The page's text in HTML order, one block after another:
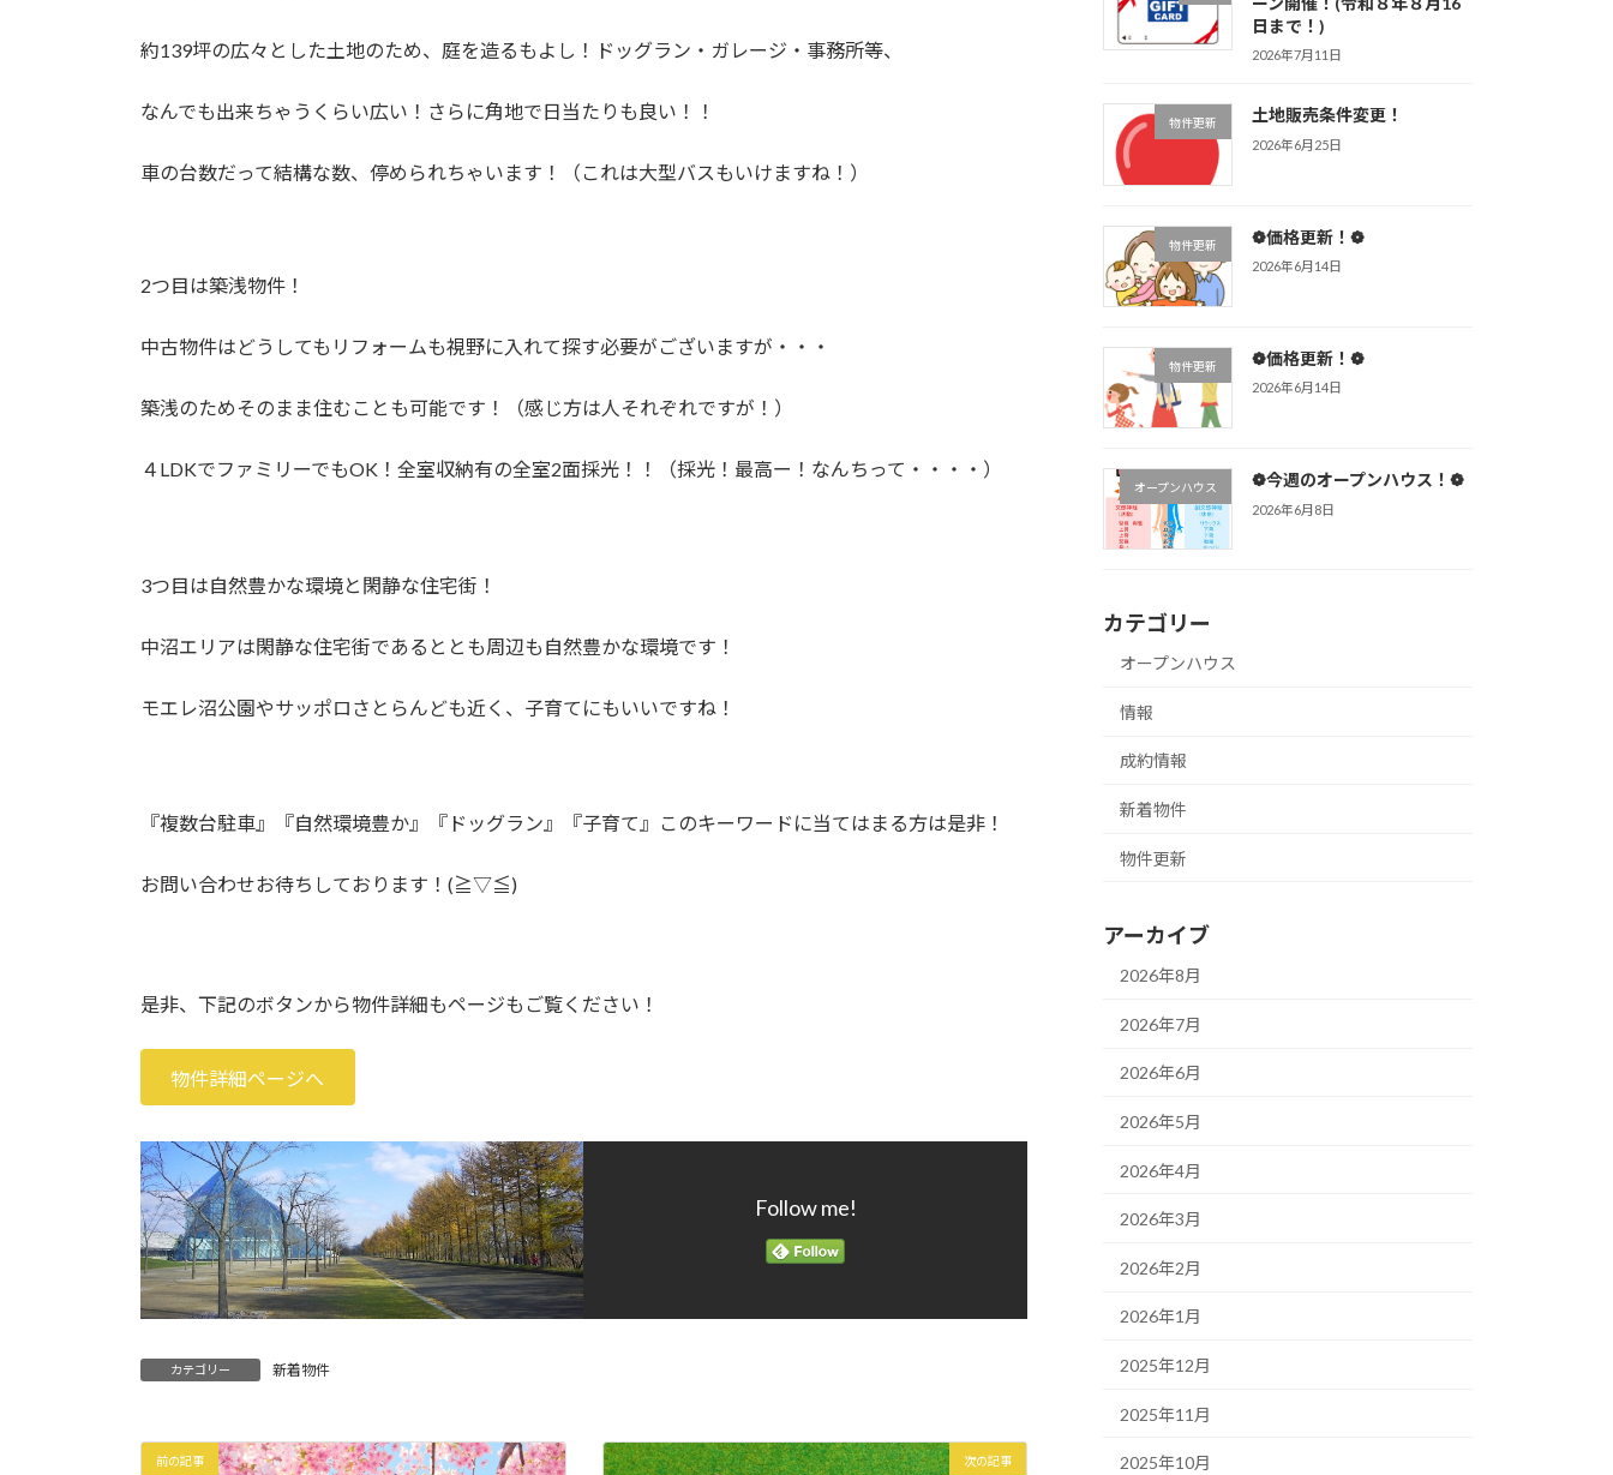
約139坪の広々とした土地のため、庭を造るもよし！ドッグラン・ガレージ・事務所等、
なんでも出来ちゃうくらい広い！さらに角地で日当たりも良い！！
車の台数だって結構な数、停められちゃいます！（これは大型バスもいけますね！）
2つ目は築浅物件！
中古物件はどうしてもリフォームも視野に入れて探す必要がございますが・・・
築浅のためそのまま住むことも可能です！（感じ方は人それぞれですが！）
４LDKでファミリーでもOK！全室収納有の全室2面採光！！（採光！最高ー！なんちって・・・・）
3つ目は自然豊かな環境と閑静な住宅街！
中沼エリアは閑静な住宅街であるととも周辺も自然豊かな環境です！
モエレ沼公園やサッポロさとらんども近く、子育てにもいいですね！
『複数台駐車』『自然環境豊か』『ドッグラン』『子育て』このキーワードに当てはまる方は是非！
お問い合わせお待ちしております！(≧▽≦)
是非、下記のボタンから物件詳細もページもご覧ください！
物件詳細ページへ
Follow me!
カテゴリー 新着物件
前の記事 次の記事
日まで！)
2026年7月11日
物件更新 土地販売条件変更！
2026年6月25日
物件更新 ❁価格更新！❁
2026年6月14日
物件更新 ❁価格更新！❁
2026年6月14日
オープンハウス ❁今週のオープンハウス！❁
2026年6月8日
カテゴリー
オープンハウス
情報
成約情報
新着物件
物件更新
アーカイブ
2026年8月
2026年7月
2026年6月
2026年5月
2026年4月
2026年3月
2026年2月
2026年1月
2025年12月
2025年11月
2025年10月